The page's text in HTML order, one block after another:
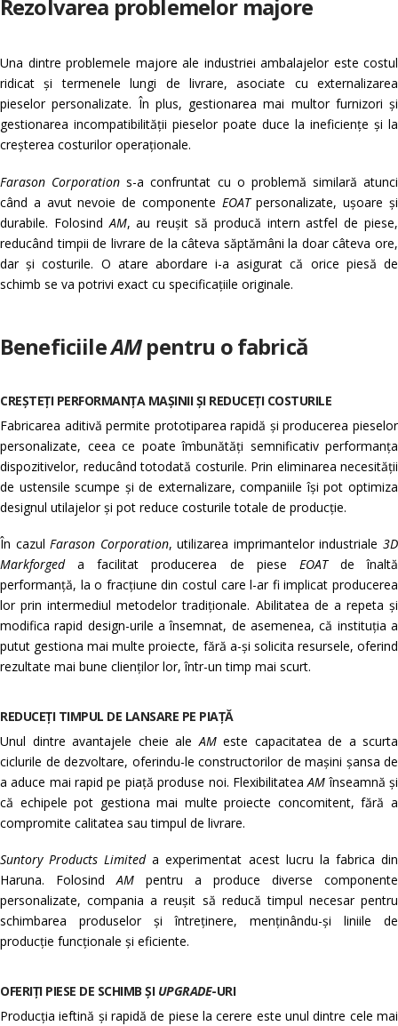
Rezolvarea problemelor majore
Una dintre problemele majore ale industriei ambalajelor este costul
ridicat și termenele lungi de livrare, asociate cu externalizarea
pieselor personalizate. În plus, gestionarea mai multor furnizori și
gestionarea incompatibilității pieselor poate duce la ineficiențe și la
creșterea costurilor operaționale.
Farason Corporation s-a confruntat cu o problemă similară atunci
când a avut nevoie de componente EOATpersonalizate, ușoare și
durabile. Folosind AM, au reușit să producă intern astfel de piese,
reducând timpii de livrare de la câteva săptămâni la doar câteva ore,
dar și costurile. O atare abordare i-a asigurat că orice piesă de
schimb se va potrivi exact cu specificațiile originale.
BeneficiileAMpentru o fabrică
CREȘTEȚI PERFORMANȚA MAȘINII ȘI REDUCEȚI COSTURILE
Fabricarea aditivă permite prototiparea rapidă și producerea pieselor
personalizate, ceea ce poate îmbunătăți semnificativ performanța
dispozitivelor, reducând totodată costurile. Prin eliminarea necesității
de ustensile scumpe și de externalizare, companiile își pot optimiza
designul utilajelor și pot reduce costurile totale de producție.
În cazulFarason Corporation, utilizarea imprimantelor industriale3D
Markforgeda facilitat producerea de piese EOATde înaltă
performanță, la o fracțiune din costul care l-ar fi implicat producerea
lor prin intermediul metodelor tradiționale. Abilitatea de a repeta și
modifica rapid design-urile a însemnat, de asemenea, că instituția a
putut gestiona mai multe proiecte, fără a-și solicita resursele, oferind
rezultate mai bune clienților lor, într-un timp mai scurt.
REDUCEȚI TIMPUL DE LANSARE PE PIAȚĂ
Unul dintre avantajele cheie aleAMeste capacitatea de a scurta
ciclurile de dezvoltare, oferindu-le constructorilor de mașini șansa de
a aduce mai rapid pe piață produse noi. FlexibilitateaAM înseamnă și
că echipele pot gestiona mai multe proiecte concomitent, fără a
compromite calitatea sau timpul de livrare.
Suntory Products Limiteda experimentat acest lucru la fabrica din
Haruna. FolosindAM pentru a produce diverse componente
personalizate, compania a reușit să reducă timpul necesar pentru
schimbarea produselor și întreținere, menținându-și liniile de
producție funcționale și eficiente.
OFERIȚI PIESE DE SCHIMB ȘI UPGRADE-URI
Producția ieftină și rapidă de piese la cerere este unul dintre cele mai